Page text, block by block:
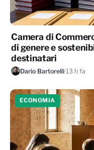
Camera di
di genere e
destinatari
Dario Bartorelli·13 h fa
ECONOMIA